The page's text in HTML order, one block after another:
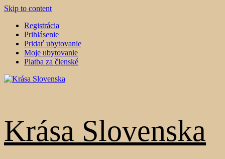
Skip to content
Registrácia
Prihlásenie
Pridať ubytovanie
Moje ubytovanie
Platba za členské
Krása Slovenska